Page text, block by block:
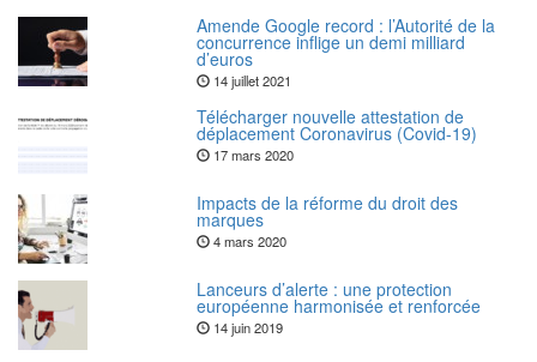
Amende Google record : l’Autorité de la
concurrence inflige un demi milliard
d’euros
14 juillet 2021
Télécharger nouvelle attestation de
déplacement Coronavirus (Covid-19)
17 mars 2020
Impacts de la réforme du droit des
marques
4 mars 2020
Lanceurs d’alerte : une protection
européenne harmonisée et renforcée
14 juin 2019